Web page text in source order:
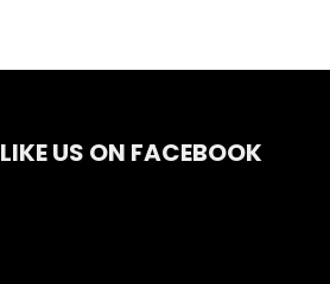
LIKE US ON FACEBOOK